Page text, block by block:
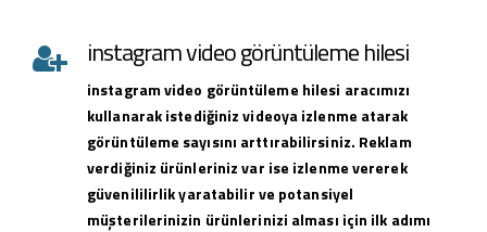
instagram video görüntüleme hilesi
instagramvideo görüntüleme hilesi aracımızı
kullanarak istediğiniz videoya izlenme atarak
görüntüleme sayısını arttırabilirsiniz. Reklam
verdiğiniz ürünleriniz var ise izlenme vererek
güvenililirlik yaratabilir ve potansiyel
müşterilerinizin ürünlerinizi alması için ilk adımı